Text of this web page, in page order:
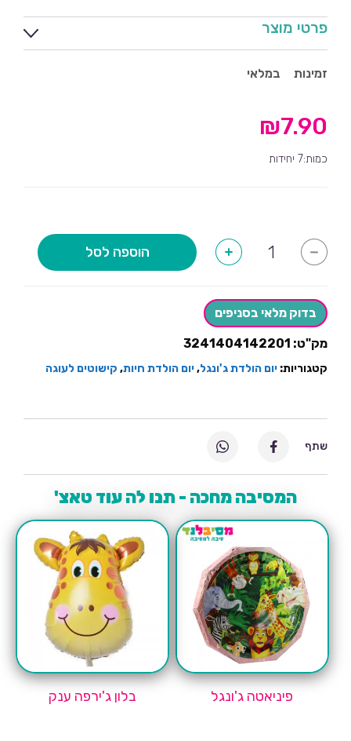
פרטי מוצר
זמינות במלאי
₪7.90
כמות:7 יחידות
-
של
יחידות
+ הוספה לסל
בדוק מלאי בסניפים
מק"ט: 3241404142201
קטגוריות: יום הולדת ג'ונגל,יום הולדת חיות, קישוטים לעוגה
המסיבה מחכה - תנו לה עוד טאצ'
פיניאטה ג'ונגל בלון ג'ירפה ענק
שתף